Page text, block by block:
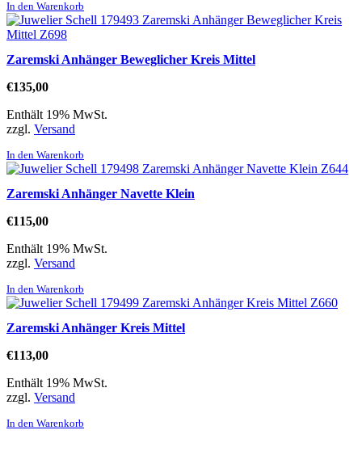
In den Warenkorb
Zaremski Anhänger Beweglicher Kreis Mittel
€135,00
Enthält 19% MwSt.
zzgl. Versand
In den Warenkorb
Zaremski Anhänger Navette Klein
€115,00
Enthält 19% MwSt.
zzgl. Versand
In den Warenkorb
Zaremski Anhänger Kreis Mittel
€113,00
Enthält 19% MwSt.
zzgl. Versand
In den Warenkorb